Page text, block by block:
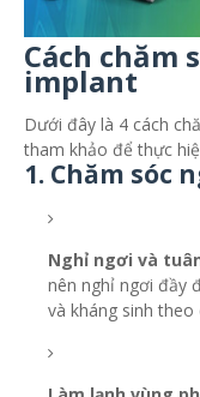
Cách chăm
implant
Dưới đây là 4 cách
tham khảo để thực
1. Chăm sóc
Nghỉ ngơi và
nên nghỉ ngơi đầy
và kháng sinh